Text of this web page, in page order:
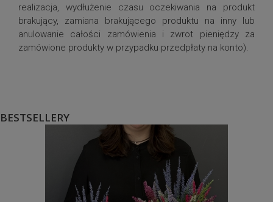
realizacja, wydłużenie czasu oczekiwania na produkt
brakujący, zamiana brakującego produktu na inny lub
anulowanie całości zamówienia i zwrot pieniędzy za
zamówione produkty w przypadku przedpłaty na konto).
BESTSELLERY